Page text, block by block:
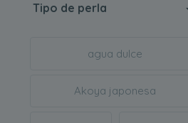
Tipo de perla
agua dulce
Akoya japonesa